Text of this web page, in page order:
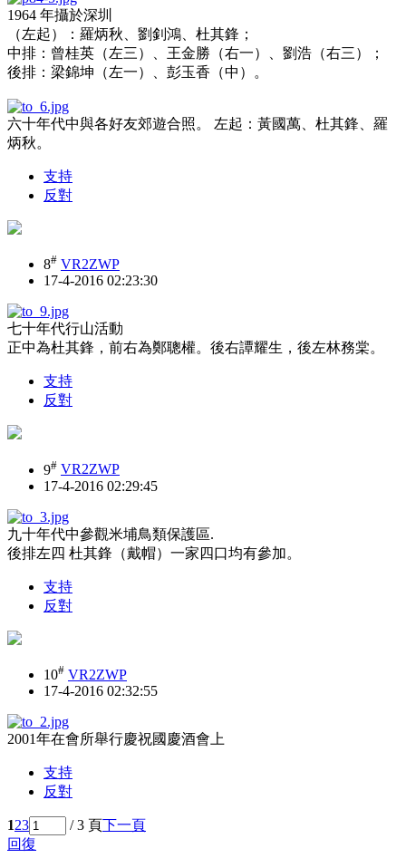
1964 年攝於深圳
（左起）：羅炳秋、劉釗鴻、杜其鋒；
中排：曾桂英（左三）、王金勝（右一）、劉浩（右三）；
後排：梁錦坤（左一）、彭玉香（中）。
六十年代中與各好友郊遊合照。 左起：黃國萬、杜其鋒、羅
炳秋。
支持
反對
8# VR2ZWP
17-4-2016 02:23:30
七十年代行山活動
正中為杜其鋒，前右為鄭聰權。後右譚耀生，後左林務棠。
支持
反對
9# VR2ZWP
17-4-2016 02:29:45
九十年代中參觀米埔鳥類保護區.
後排左四 杜其鋒（戴帽）一家四口均有參加。
支持
反對
10# VR2ZWP
17-4-2016 02:32:55
2001年在會所舉行慶祝國慶酒會上
支持
反對
123 / 3 頁下一頁
回復